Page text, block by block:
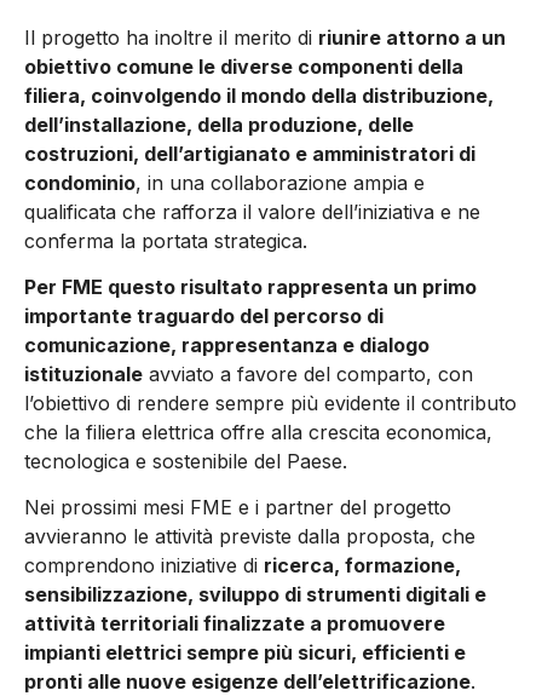
Il progetto ha inoltre il merito di riunire attorno a un
obiettivo comune le diverse componenti della
filiera, coinvolgendo il mondo della distribuzione,
dell’installazione, della produzione, delle
costruzioni, dell’artigianato e amministratori di
condominio, in una collaborazione ampia e
qualificata che rafforza il valore dell’iniziativa e ne
conferma la portata strategica.
Per FME questo risultato rappresenta un primo
importante traguardo del percorso di
comunicazione, rappresentanza e dialogo
istituzionale avviato a favore del comparto, con
l’obiettivo di rendere sempre più evidente il contributo
che la filiera elettrica offre alla crescita economica,
tecnologica e sostenibile del Paese.
Nei prossimi mesi FME e i partner del progetto
avvieranno le attività previste dalla proposta, che
comprendono iniziative di ricerca, formazione,
sensibilizzazione, sviluppo di strumenti digitali e
attività territoriali finalizzate a promuovere
impianti elettrici sempre più sicuri, efficienti e
pronti alle nuove esigenze dell’elettrificazione.